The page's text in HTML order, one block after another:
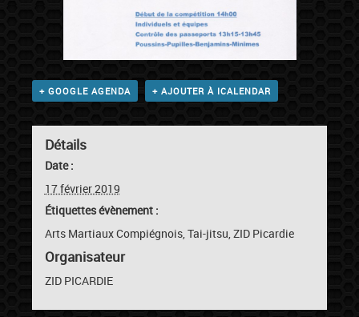
+ GOOGLE AGENDA + AJOUTER À ICALENDAR
Détails
Date :
17 février 2019
Étiquettes évènement :
Arts Martiaux Compiégnois,Tai-jitsu,ZID Picardie
Organisateur
ZID PICARDIE